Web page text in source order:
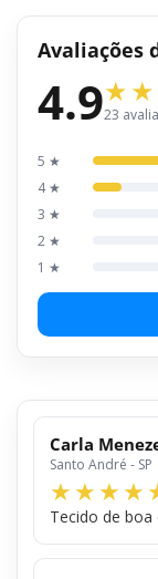
Avaliações
4.923
5 ★
4 ★
3 ★
2 ★
1 ★
Carla
Santo André - SP
Tecido de